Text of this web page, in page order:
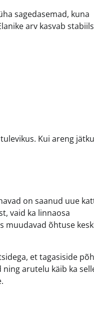
sagedasemad, kuna
arv kasvab
Kui areng
on saanud uue
vaid ka linnaosa
muudavad õhtuse
et tagasiside
arutelu käib ka